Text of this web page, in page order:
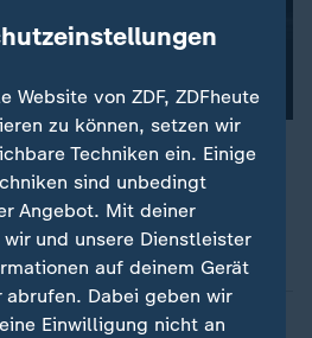
die AfD eine konservativ-
vor allem gegen die Euro-
Website von ZDF, ZDFheute
zu können, setzen wir
Techniken ein. Einige
sind unbedingt
Angebot. Mit deiner
und unsere Dienstleister
auf deinem Gerät
Dabei geben wir
Einwilligung nicht an